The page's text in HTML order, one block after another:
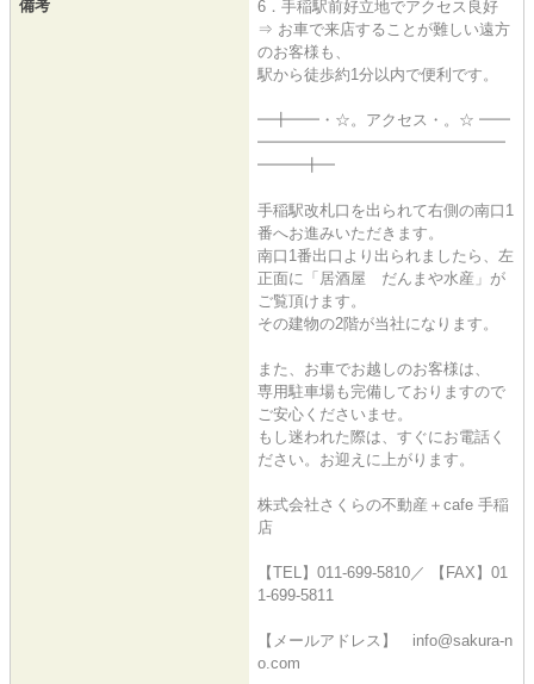
備考
6．手稲駅前好立地でアクセス良好
⇒ お車で来店することが難しい遠方
のお客様も、
駅から徒歩約1分以内で便利です。
━╋━━・☆。アクセス・。☆ ━━
━━━━━━━━━━━━━━━━
━━━╋━
手稲駅改札口を出られて右側の南口1
番へお進みいただきます。
南口1番出口より出られましたら、左
正面に「居酒屋 だんまや水産」が
ご覧頂けます。
その建物の2階が当社になります。
また、お車でお越しのお客様は、
専用駐車場も完備しておりますので
ご安心くださいませ。
もし迷われた際は、すぐにお電話く
ださい。お迎えに上がります。
株式会社さくらの不動産＋cafe 手稲
店
【TEL】011-699-5810／ 【FAX】01
1-699-5811
【メールアドレス】 info@sakura-n
o.com